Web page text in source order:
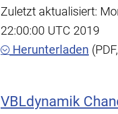
Zuletzt aktualisiert:
22:00:00 UTC 2019
Herunterladen
VBLdynamik